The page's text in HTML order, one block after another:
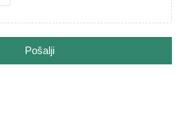
Pošalji